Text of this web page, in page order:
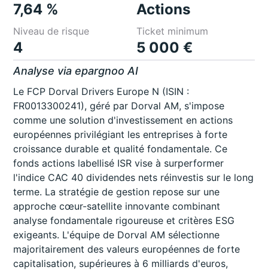
7,64 % Actions
Niveau de risque
4
Ticket minimum
5 000 €
Analyse via epargnoo AI
Le FCP Dorval Drivers Europe N (ISIN :
FR0013300241), géré par Dorval AM, s'impose
comme une solution d'investissement en actions
européennes privilégiant les entreprises à forte
croissance durable et qualité fondamentale. Ce
fonds actions labellisé ISR vise à surperformer
l'indice CAC 40 dividendes nets réinvestis sur le long
terme. La stratégie de gestion repose sur une
approche cœur-satellite innovante combinant
analyse fondamentale rigoureuse et critères ESG
exigeants. L'équipe de Dorval AM sélectionne
majoritairement des valeurs européennes de forte
capitalisation, supérieures à 6 milliards d'euros,